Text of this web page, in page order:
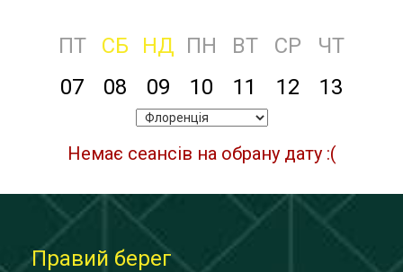
ПТ СБ НД ПН ВТ СР
ЧТ
07
08 09 10 11 12 13
Немає сеансів на обрану дату :(
Правий берег